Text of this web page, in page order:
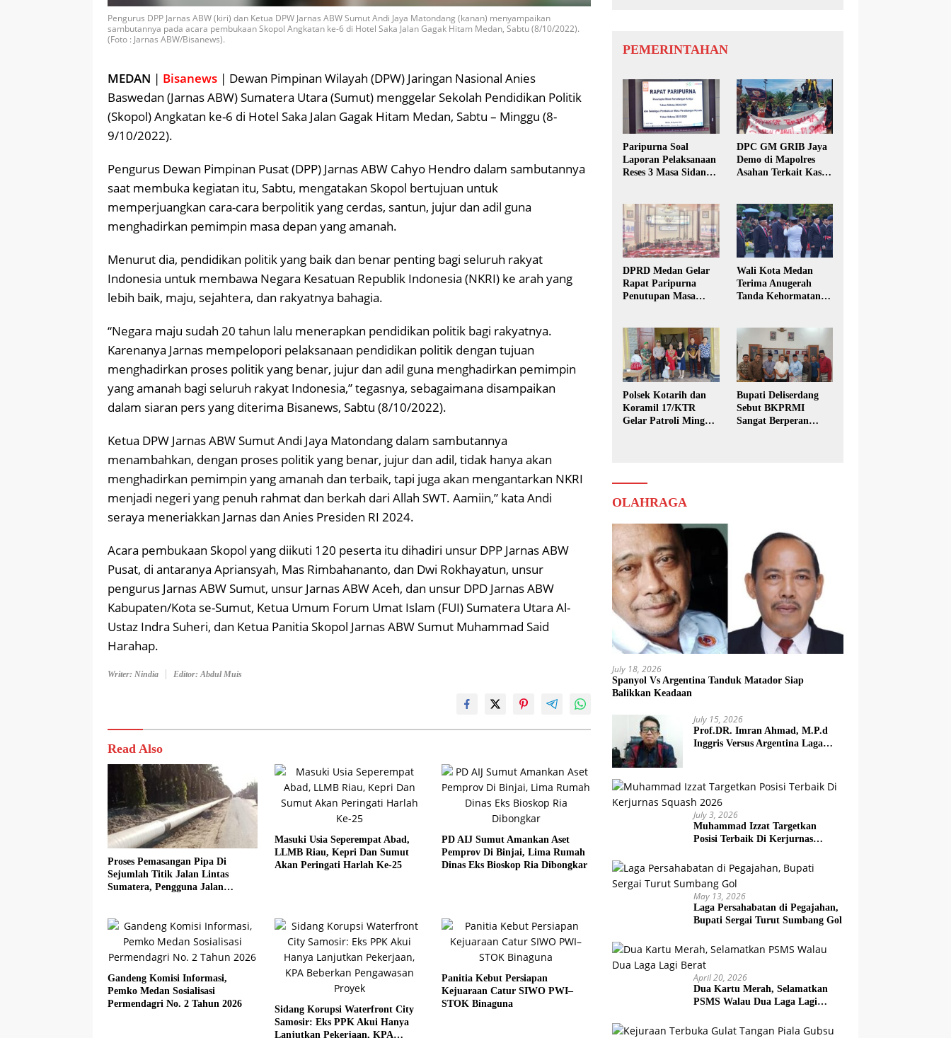
Pengurus DPP Jarnas ABW (kiri) dan Ketua DPW Jarnas ABW Sumut Andi Jaya Matondang (kanan) menyampaikan
sambutannya pada acara pembukaan Skopol Angkatan ke-6 di Hotel Saka Jalan Gagak Hitam Medan, Sabtu (8/10/2022).
(Foto : Jarnas ABW/Bisanews).
MEDAN | Bisanews | Dewan Pimpinan Wilayah (DPW) Jaringan Nasional Anies
Baswedan (Jarnas ABW) Sumatera Utara (Sumut) menggelar Sekolah Pendidikan Politik
(Skopol) Angkatan ke-6 di Hotel Saka Jalan Gagak Hitam Medan, Sabtu – Minggu (8-
9/10/2022).
Pengurus Dewan Pimpinan Pusat (DPP) Jarnas ABW Cahyo Hendro dalam sambutannya
saat membuka kegiatan itu, Sabtu, mengatakan Skopol bertujuan untuk
memperjuangkan cara-cara berpolitik yang cerdas, santun, jujur dan adil guna
menghadirkan pemimpin masa depan yang amanah.
Menurut dia, pendidikan politik yang baik dan benar penting bagi seluruh rakyat
Indonesia untuk membawa Negara Kesatuan Republik Indonesia (NKRI) ke arah yang
lebih baik, maju, sejahtera, dan rakyatnya bahagia.
“Negara maju sudah 20 tahun lalu menerapkan pendidikan politik bagi rakyatnya.
Karenanya Jarnas mempelopori pelaksanaan pendidikan politik dengan tujuan
menghadirkan proses politik yang benar, jujur dan adil guna menghadirkan pemimpin
yang amanah bagi seluruh rakyat Indonesia,” tegasnya, sebagaimana disampaikan
dalam siaran pers yang diterima Bisanews, Sabtu (8/10/2022).
Ketua DPW Jarnas ABW Sumut Andi Jaya Matondang dalam sambutannya
menambahkan, dengan proses politik yang benar, jujur dan adil, tidak hanya akan
menghadirkan pemimpin yang amanah dan terbaik, tapi juga akan mengantarkan NKRI
menjadi negeri yang penuh rahmat dan berkah dari Allah SWT. Aamiin,” kata Andi
seraya meneriakkan Jarnas dan Anies Presiden RI 2024.
Acara pembukaan Skopol yang diikuti 120 peserta itu dihadiri unsur DPP Jarnas ABW
Pusat, di antaranya Apriansyah, Mas Rimbahananto, dan Dwi Rokhayatun, unsur
pengurus Jarnas ABW Sumut, unsur Jarnas ABW Aceh, dan unsur DPD Jarnas ABW
Kabupaten/Kota se-Sumut, Ketua Umum Forum Umat Islam (FUI) Sumatera Utara Al-
Ustaz Indra Suheri, dan Ketua Panitia Skopol Jarnas ABW Sumut Muhammad Said
Harahap.
Writer: Nindia Editor: Abdul Muis
Read Also
Proses Pemasangan Pipa Di
Sejumlah Titik Jalan Lintas
Sumatera, Pengguna Jalan
Masuki Usia Seperempat Abad,
LLMB Riau, Kepri Dan Sumut
Akan Peringati Harlah Ke-25
PD AIJ Sumut Amankan Aset
Pemprov Di Binjai, Lima Rumah
Dinas Eks Bioskop Ria Dibongkar
Gandeng Komisi Informasi,
Pemko Medan Sosialisasi
Permendagri No. 2 Tahun 2026
Sidang Korupsi Waterfront City
Samosir: Eks PPK Akui Hanya
Lanjutkan Pekerjaan, KPA
Panitia Kebut Persiapan
Kejuaraan Catur SIWO PWI–
STOK Binaguna
PEMERINTAHAN
Paripurna Soal
Laporan Pelaksanaan
Reses 3 Masa Sidang
DPC GM GRIB Jaya
Demo di Mapolres
Asahan Terkait Kasus
DPRD Medan Gelar
Rapat Paripurna
Penutupan Masa
Wali Kota Medan
Terima Anugerah
Tanda Kehormatan
Polsek Kotarih dan
Koramil 17/KTR
Gelar Patroli Minggu
Bupati Deliserdang
Sebut BKPRMI
Sangat Berperan
OLAHRAGA
July 18, 2026
Spanyol Vs Argentina Tanduk Matador Siap
Balikkan Keadaan
July 15, 2026
Prof.DR. Imran Ahmad, M.P.d
Inggris Versus Argentina Laga
July 3, 2026
Muhammad Izzat Targetkan
Posisi Terbaik Di Kerjurnas
May 13, 2026
Laga Persahabatan di Pegajahan,
Bupati Sergai Turut Sumbang Gol
April 20, 2026
Dua Kartu Merah, Selamatkan
PSMS Walau Dua Laga Lagi